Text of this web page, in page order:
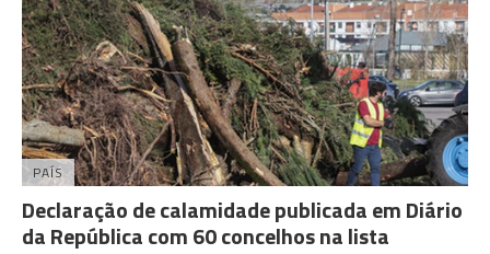
PAÍS
Declaração de calamidade publicada em Diário
da República com 60 concelhos na lista